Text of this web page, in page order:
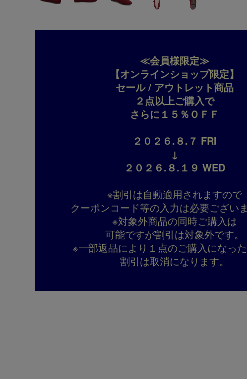
≪会員様限定≫
【オンラインショップ限定】
セール / アウトレット商品
２点以上ご購入で
さらに１５％ＯＦＦ
２０２６.８.７ FRI
↓
２０２６.８.１９ WED
※割引は自動適用されますので
クーポンコード等の入力は必要ございま
※対象外商品の同時ご購入は
可能ですが割引は対象外です。
※一部返品により１点のご購入になった
割引は取消になります。